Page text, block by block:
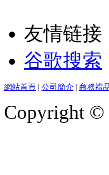
友情链接
谷歌搜索
網站首頁 | 公司簡介 | 商務禮
Copyright ©